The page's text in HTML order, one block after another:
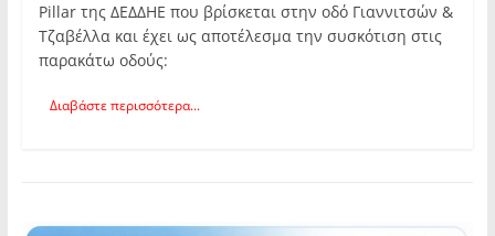
Pillar της ΔΕΔΔΗΕ που βρίσκεται στην οδό Γιαννιτσών &
Τζαβέλλα και έχει ως αποτέλεσμα την συσκότιση στις
παρακάτω οδούς:
Διαβάστε περισσότερα...